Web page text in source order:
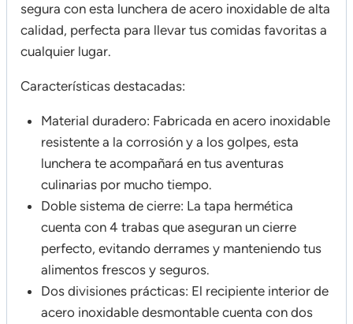
segura con esta lunchera de acero inoxidable de alta
calidad, perfecta para llevar tus comidas favoritas a
cualquier lugar.
Características destacadas:
Material duradero: Fabricada en acero inoxidable
resistente a la corrosión y a los golpes, esta
lunchera te acompañará en tus aventuras
culinarias por mucho tiempo.
Doble sistema de cierre: La tapa hermética
cuenta con 4 trabas que aseguran un cierre
perfecto, evitando derrames y manteniendo tus
alimentos frescos y seguros.
Dos divisiones prácticas: El recipiente interior de
acero inoxidable desmontable cuenta con dos